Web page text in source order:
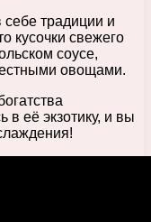
традиции и
кусочки свежего
соусе,
овощами.
в её экзотику, и вы